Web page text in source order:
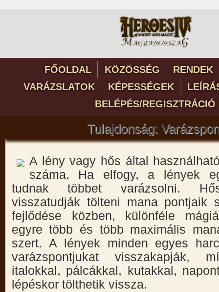
FŐOLDAL KÖZÖSSÉG
RENDEK
VARÁZSLATOK
KÉPESSÉGEK
BELÉPÉS/REGISZTRÁCIÓ
Tulajdonság:
A lény vagy hős által
száma. Ha elfogy, a lények
tudnak többet varázsolni.
visszatudják tölteni mana pontjaik
fejlődése közben, különféle
egyre több és több maximális
szert. A lények minden egyes
varázspontjukat visszakapják,
italokkal, pálcákkal, kutakkal,
lépéskor tölthetik vissza.